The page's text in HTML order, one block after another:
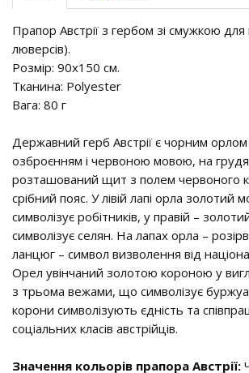
Прапор Австрії з гербом зі смужкою для
люверсів).
Розмір: 90х150 см.
Тканина: Polyester
Вага: 80 г
Державний герб Австрії є чорним орлом
озброєнням і червоною мовою, на
розташований щит з полем червоного
срібний пояс. У лівій лапі орла золотий
символізує робітників, у правій –
символізує селян. На лапах орла –
ланцюг – символ визволення від
Орел увінчаний золотою короною у
з трьома вежами, що символізує
корони символізують єдність та
соціальних класів австрійців.
Значення кольорів прапора Австрії: